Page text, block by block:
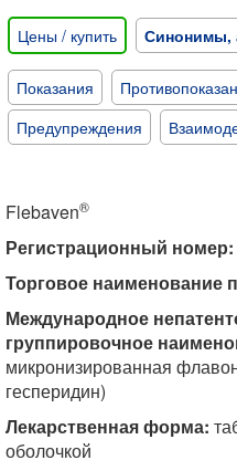
Цены / купить Синонимы,
Показания
Предупреждения
Flebaven®
Регистрационный номер:
Торговое наименование
Международное
группировочное
микронизированная
гесперидин)
Лекарственная форма:
оболочкой